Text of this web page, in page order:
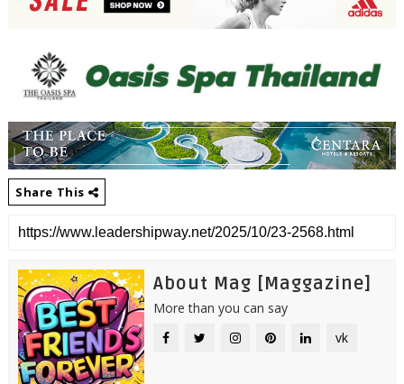
Share This
About Mag [Maggazine]
More than you can say
vk